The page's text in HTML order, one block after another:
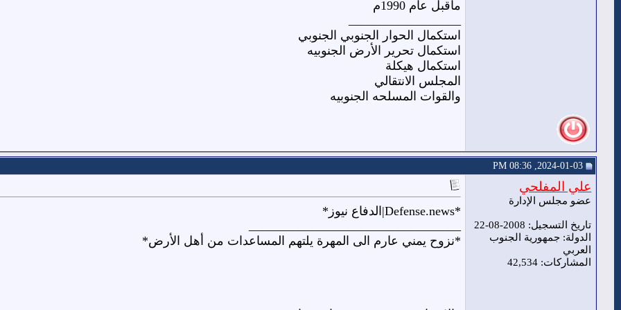
ماقبل عام 1990م
استكمال الحوار الجنوبي الجنوبي
استكمال تحرير الأرض الجنوبيه
استكمال هيكلة
المجلس الانتقالي
والقوات المسلحه الجنوبيه
علي المفلحي
عضو مجلس الإدارة
تاريخ التسجيل: 2008-08-22
الدولة: جمهورية الجنوب
العربي
المشاركات: 42,534
*Defense.news|الدفاع نيوز*
*نزوح يمني عارم الى المهرة يلتهم المساعدات من أهل الأرض*